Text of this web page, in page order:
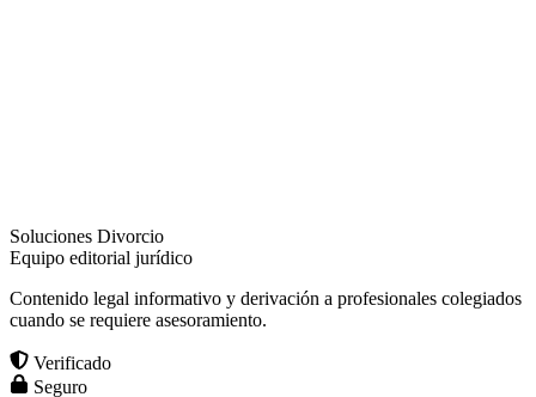
Soluciones Divorcio
Equipo editorial jurídico
Contenido legal informativo y derivación a profesionales colegiados
cuando se requiere asesoramiento.
Verificado
Seguro